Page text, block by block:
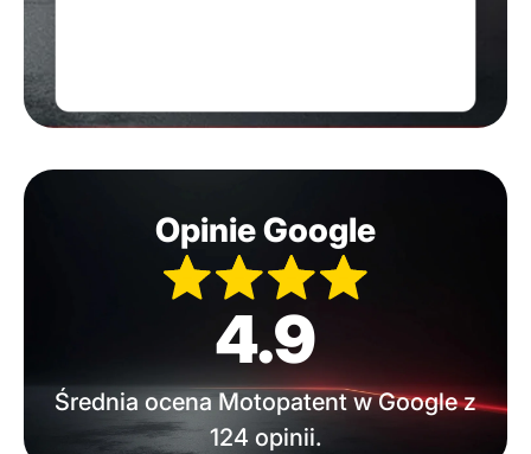
Opinie Google
4.9
Średnia ocena Motopatent w Google z
124 opinii.